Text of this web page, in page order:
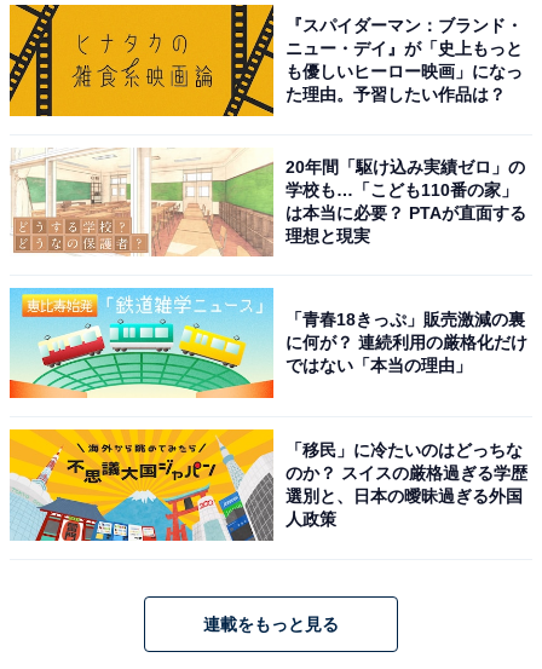
All About ガイドがすすめる電気ケトル：象印マホ
ービン「CK-DB10」
象印マホービン 電気ケトル 1.0L コンパクト 安全設計 転
倒湯漏れ防止 ほこりブロック スレートブラック CK-
Amazonで見る
ビジネス・IT系出版社で編集記者を務めた後、フリ
ーランスに。記事執筆のほか、テレビやラジオ、新
『スパイダーマン：ブランド・
ニュー・デイ』が「史上もっと
も優しいヒーロー映画」になっ
た理由。予習したい作品は？
20年間「駆け込み実績ゼロ」の
学校も…「こども110番の家」
は本当に必要？ PTAが直面する
理想と現実
「青春18きっぷ」販売激減の裏
に何が？ 連続利用の厳格化だけ
ではない「本当の理由」
「移民」に冷たいのはどっちな
のか？ スイスの厳格過ぎる学歴
選別と、日本の曖昧過ぎる外国
人政策
連載をもっと見る